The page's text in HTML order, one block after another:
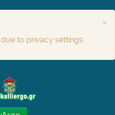
×
to privacy settings.